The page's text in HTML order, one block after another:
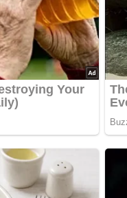
Dann hinterlasse
goldgelb
in eine gefettete
zweite Hälfte des
auf einer Platte